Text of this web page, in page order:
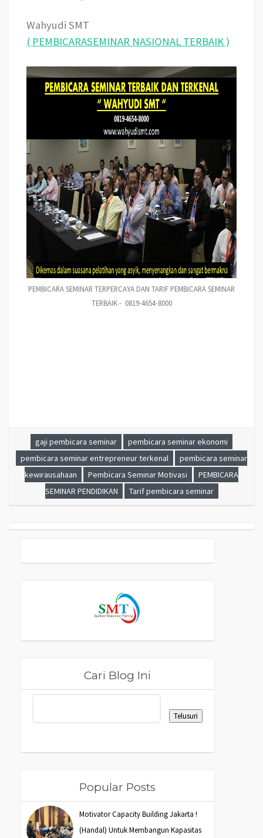
Wahyudi SMT
( PEMBICARASEMINAR NASIONAL TERBAIK )
PEMBICARA SEMINAR TERPERCAYA DAN TARIF PEMBICARA SEMINAR
TERBAIK - 0819-4654-8000
gaji pembicara seminar
pembicara seminar ekonomi
pembicara seminar entrepreneur terkenal
pembicara seminar
kewirausahaan
Pembicara Seminar Motivasi
PEMBICARA
SEMINAR PENDIDIKAN
Tarif pembicara seminar
Cari Blog Ini
Popular Posts
Motivator Capacity Building Jakarta !
(Handal) Untuk Membangun Kapasitas